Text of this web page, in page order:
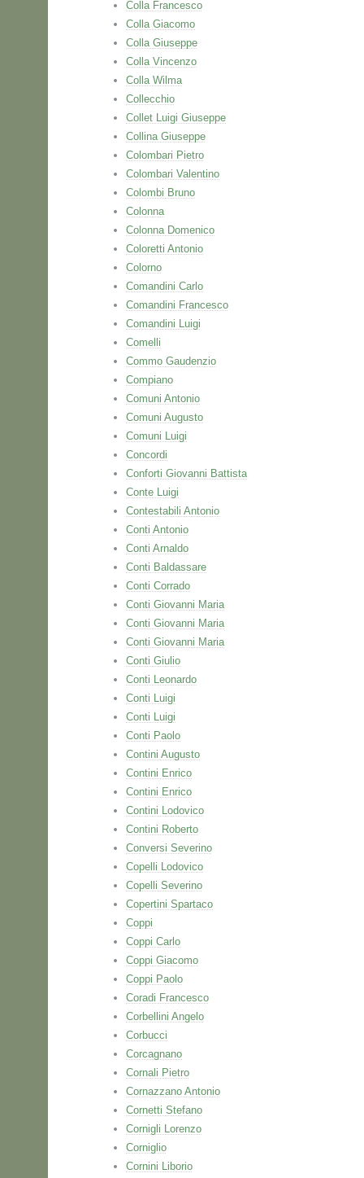
Colla Francesco
Colla Giacomo
Colla Giuseppe
Colla Vincenzo
Colla Wilma
Collecchio
Collet Luigi Giuseppe
Collina Giuseppe
Colombari Pietro
Colombari Valentino
Colombi Bruno
Colonna
Colonna Domenico
Coloretti Antonio
Colorno
Comandini Carlo
Comandini Francesco
Comandini Luigi
Comelli
Commo Gaudenzio
Compiano
Comuni Antonio
Comuni Augusto
Comuni Luigi
Concordi
Conforti Giovanni Battista
Conte Luigi
Contestabili Antonio
Conti Antonio
Conti Arnaldo
Conti Baldassare
Conti Corrado
Conti Giovanni Maria
Conti Giovanni Maria
Conti Giovanni Maria
Conti Giulio
Conti Leonardo
Conti Luigi
Conti Luigi
Conti Paolo
Contini Augusto
Contini Enrico
Contini Enrico
Contini Lodovico
Contini Roberto
Conversi Severino
Copelli Lodovico
Copelli Severino
Copertini Spartaco
Coppi
Coppi Carlo
Coppi Giacomo
Coppi Paolo
Coradi Francesco
Corbellini Angelo
Corbucci
Corcagnano
Cornali Pietro
Cornazzano Antonio
Cornetti Stefano
Cornigli Lorenzo
Corniglio
Cornini Liborio